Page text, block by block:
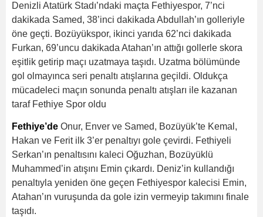
Denizli Atatürk Stadı’ndaki maçta Fethiyespor, 7’nci
dakikada Samed, 38’inci dakikada Abdullah’ın golleriyle
öne geçti. Bozüyükspor, ikinci yarıda 62’nci dakikada
Furkan, 69’uncu dakikada Atahan’ın attığı gollerle skora
eşitlik getirip maçı uzatmaya taşıdı. Uzatma bölümünde
gol olmayınca seri penaltı atışlarına geçildi. Oldukça
mücadeleci maçın sonunda penaltı atışları ile kazanan
taraf Fethiye Spor oldu
Fethiye’de Onur, Enver ve Samed, Bozüyük’te Kemal,
Hakan ve Ferit ilk 3’er penaltıyı gole çevirdi. Fethiyeli
Serkan’ın penaltısını kaleci Oğuzhan, Bozüyüklü
Muhammed’in atışını Emin çıkardı. Deniz’in kullandığı
penaltıyla yeniden öne geçen Fethiyespor kalecisi Emin,
Atahan’ın vuruşunda da gole izin vermeyip takımını finale
taşıdı.